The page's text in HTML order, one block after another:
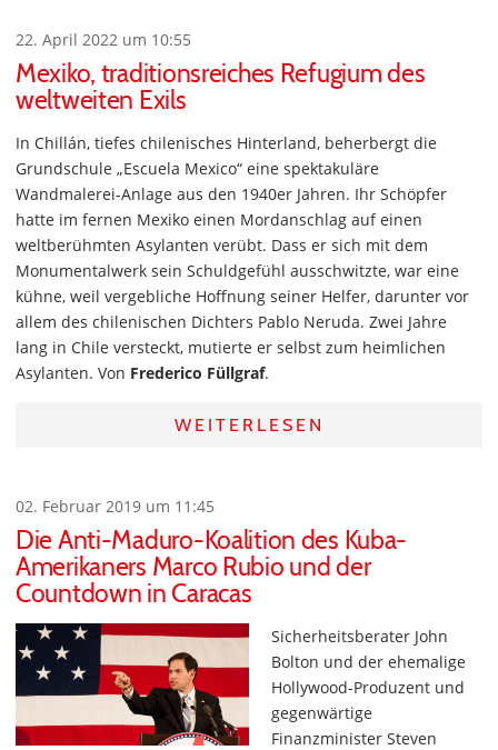
22. April 2022 um 10:55
Mexiko, traditionsreiches Refugium des
weltweiten Exils
In Chillán, tiefes chilenisches Hinterland, beherbergt die
Grundschule „Escuela Mexico“ eine spektakuläre
Wandmalerei-Anlage aus den 1940er Jahren. Ihr Schöpfer
hatte im fernen Mexiko einen Mordanschlag auf einen
weltberühmten Asylanten verübt. Dass er sich mit dem
Monumentalwerk sein Schuldgefühl ausschwitzte, war eine
kühne, weil vergebliche Hoffnung seiner Helfer, darunter vor
allem des chilenischen Dichters Pablo Neruda. Zwei Jahre
lang in Chile versteckt, mutierte er selbst zum heimlichen
Asylanten. Von Frederico Füllgraf.
WEITERLESEN
02. Februar 2019 um 11:45
Die Anti-Maduro-Koalition des Kuba-
Amerikaners Marco Rubio und der
Countdown in Caracas
Sicherheitsberater John
Bolton und der ehemalige
Hollywood-Produzent und
gegenwärtige
Finanzminister Steven